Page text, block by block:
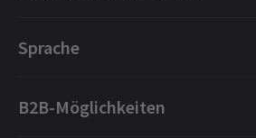
London Tanz
London Konzerte
Buchungsschutz
Über uns
Sprache
B2B-Möglichkeiten